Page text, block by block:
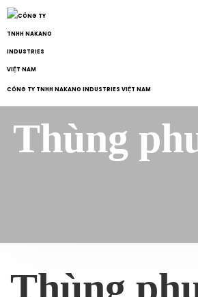
CÔNG TY TNHH NAKANO INDUSTRIES VIỆT NAM
Thùng